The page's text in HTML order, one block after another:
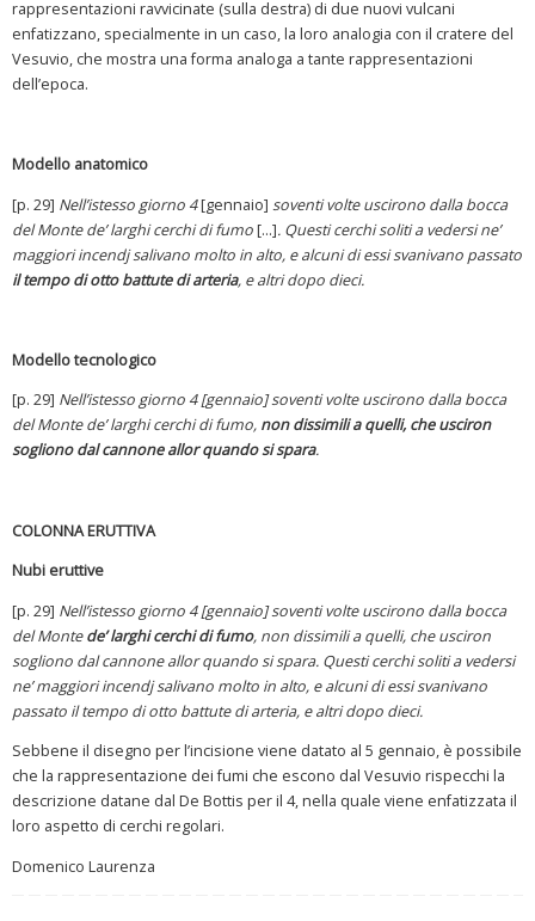
rappresentazioni ravvicinate (sulla destra) di due nuovi vulcani
enfatizzano, specialmente in un caso, la loro analogia con il cratere del
Vesuvio, che mostra una forma analoga a tante rappresentazioni
dell’epoca.
Modello anatomico
[p. 29] Nell’istesso giorno 4[gennaio] soventi volte uscirono dalla bocca
del Monte de’ larghi cerchi di fumo[…]. Questi cerchi soliti a vedersi ne’
maggiori incendj salivano molto in alto, e alcuni di essi svanivano passato
il tempo di otto battute di arteria, e altri dopo dieci.
Modello tecnologico
[p. 29] Nell’istesso giorno 4 [gennaio] soventi volte uscirono dalla bocca
del Monte de’ larghi cerchi di fumo, non dissimili a quelli, che usciron
sogliono dal cannone allor quando si spara.
COLONNA ERUTTIVA
Nubi eruttive
[p. 29] Nell’istesso giorno 4 [gennaio] soventi volte uscirono dalla bocca
del Montede’ larghi cerchi di fumo, non dissimili a quelli, che usciron
sogliono dal cannone allor quando si spara. Questi cerchi soliti a vedersi
ne’ maggiori incendj salivano molto in alto, e alcuni di essi svanivano
passato il tempo di otto battute di arteria, e altri dopo dieci.
Sebbene il disegno per l’incisione viene datato al 5 gennaio, è possibile
che la rappresentazione dei fumi che escono dal Vesuvio rispecchi la
descrizione datane dal De Bottis per il 4, nella quale viene enfatizzata il
loro aspetto di cerchi regolari.
Domenico Laurenza